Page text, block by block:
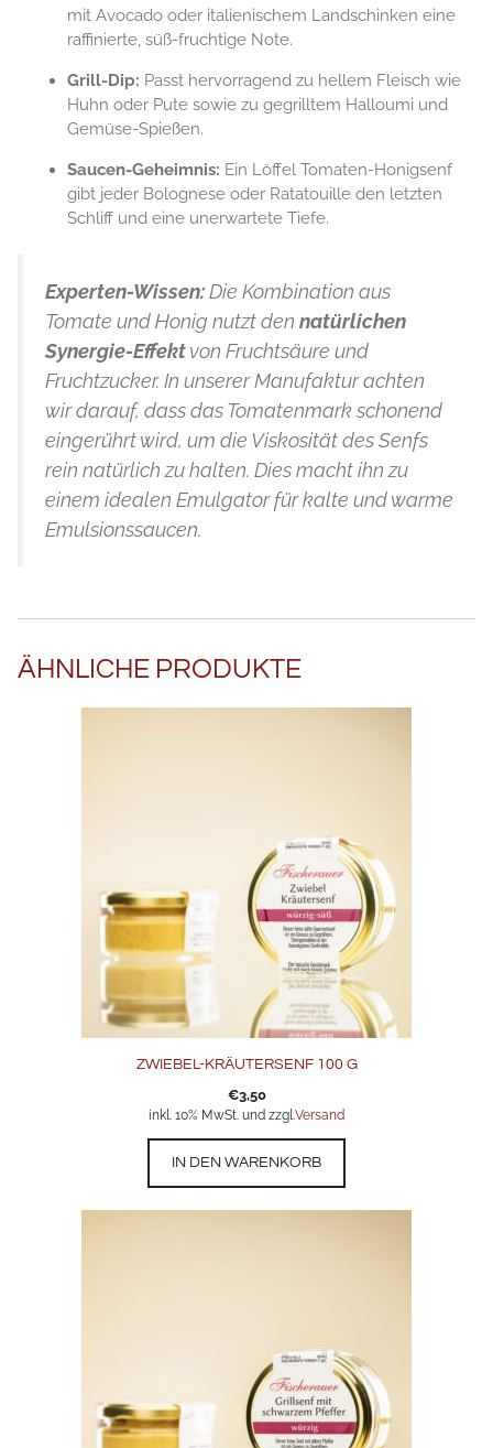
mit Avocado oder italienischem Landschinken eine
raffinierte, süß-fruchtige Note.
Grill-Dip: Passt hervorragend zu hellem Fleisch wie
Huhn oder Pute sowie zu gegrilltem Halloumi und
Gemüse-Spießen.
Saucen-Geheimnis: Ein Löffel Tomaten-Honigsenf
gibt jeder Bolognese oder Ratatouille den letzten
Schliff und eine unerwartete Tiefe.
Experten-Wissen:Die Kombination aus
Tomate und Honig nutzt den natürlichen
Synergie-Effektvon Fruchtsäure und
Fruchtzucker. In unserer Manufaktur achten
wir darauf, dass das Tomatenmark schonend
eingerührt wird, um die Viskosität des Senfs
rein natürlich zu halten. Dies macht ihn zu
einem idealen Emulgator für kalte und warme
Emulsionssaucen.
ÄHNLICHE PRODUKTE
ZWIEBEL-KRÄUTERSENF 100 G
€3,50
inkl. 10% MwSt. und zzgl.Versand
IN DEN WARENKORB